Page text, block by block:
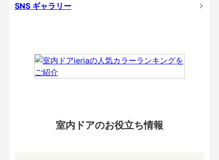
SNS ギャラリー
室内ドアのお役立ち情報